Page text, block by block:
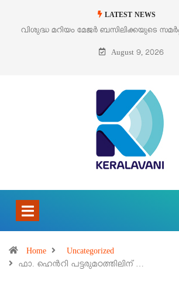
LATEST NEWS
മേജർ ബസിലിക്കയുടെ സമർപ്പണ തിരുനാൾ
August 9, 2026
Home
Uncategorized
ഫാ. ഹെൻറി പട്ടരുമഠത്തിലിന് …